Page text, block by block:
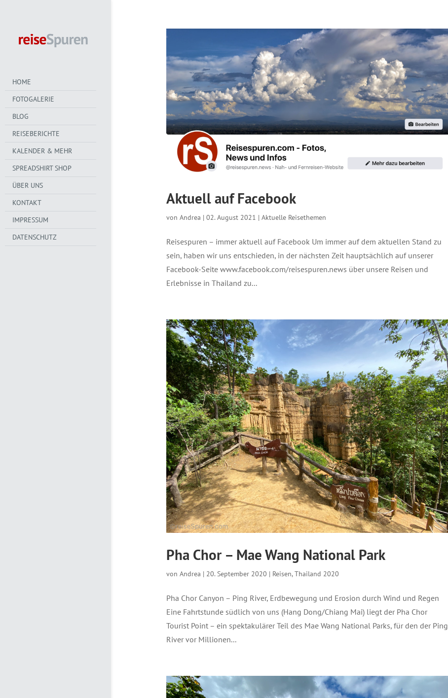
HOME
FOTOGALERIE
BLOG
REISEBERICHTE
KALENDER & MEHR
SPREADSHIRT SHOP
ÜBER UNS
KONTAKT
IMPRESSUM
DATENSCHUTZ
Aktuell auf Facebook
von Andrea | 02. August 2021 | Aktuelle Reisethemen
Reisespuren – immer aktuell auf Facebook Um immer auf dem aktuellen Stand zu
sein, haben wir uns entschieden, in der nächsten Zeit hauptsächlich auf unserer
Facebook-Seite www.facebook.com/reisespuren.news über unsere Reisen und
Erlebnisse in Thailand zu...
Pha Chor – Mae Wang National Park
von Andrea | 20. September 2020 | Reisen,Thailand 2020
Pha Chor Canyon – Ping River, Erdbewegung und Erosion durch Wind und Regen
Eine Fahrtstunde südlich von uns (Hang Dong/Chiang Mai) liegt der Pha Chor
Tourist Point – ein spektakulärer Teil des Mae Wang National Parks, für den der Ping
River vor Millionen...